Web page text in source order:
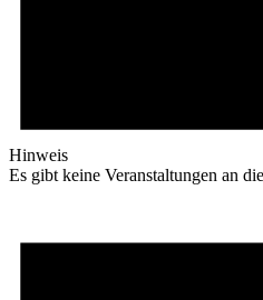
Hinweis
Es gibt keine Veranstaltungen an